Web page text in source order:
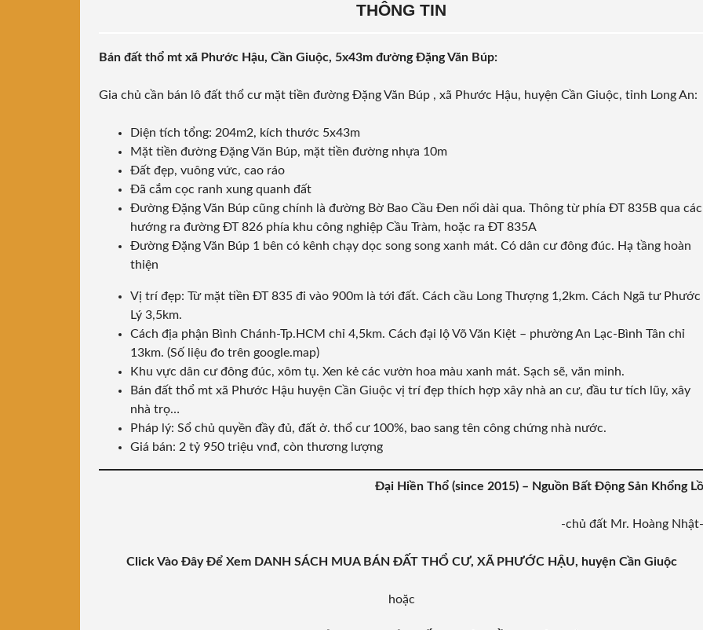
THÔNG TIN
Bán đất thổ mt xã Phước Hậu, Cần Giuộc, 5x43m đường Đặng Văn Búp:
Gia chủ cần bán lô đất thổ cư mặt tiền đường Đặng Văn Búp , xã Phước Hậu, huyện Cần Giuộc, tỉnh Long An:
Diện tích tổng: 204m2, kích thước 5x43m
Mặt tiền đường Đặng Văn Búp, mặt tiền đường nhựa 10m
Đất đẹp, vuông vức, cao ráo
Đã cắm cọc ranh xung quanh đất
Đường Đặng Văn Búp cũng chính là đường Bờ Bao Cầu Đen nối dài qua. Thông từ phía ĐT 835B qua các
hướng ra đường ĐT 826 phía khu công nghiệp Cầu Tràm, hoặc ra ĐT 835A
Đường Đặng Văn Búp 1 bên có kênh chạy dọc song song xanh mát. Có dân cư đông đúc. Hạ tầng hoàn
thiện
Vị trí đẹp: Từ mặt tiền ĐT 835 đi vào 900m là tới đất. Cách cầu Long Thượng 1,2km. Cách Ngã tư Phước
Lý 3,5km.
Cách địa phận Bình Chánh-Tp.HCM chỉ 4,5km. Cách đại lộ Võ Văn Kiệt – phường An Lạc-Bình Tân chỉ
13km. (Số liệu đo trên google.map)
Khu vực dân cư đông đúc, xôm tụ. Xen kẻ các vườn hoa màu xanh mát. Sạch sẽ, văn minh.
Bán đất thổ mt xã Phước Hậu huyện Cần Giuộc vị trí đẹp thích hợp xây nhà an cư, đầu tư tích lũy, xây
nhà trọ…
Pháp lý: Sổ chủ quyền đầy đủ, đất ở. thổ cư 100%, bao sang tên công chứng nhà nước.
Giá bán: 2 tỷ 950 triệu vnđ, còn thương lượng
Đại Hiền Thổ (since 2015) – Nguồn Bất Động Sản Khổng Lồ
-chủ đất Mr. Hoàng Nhật-
Click Vào Đây Để Xem DANH SÁCH MUA BÁN ĐẤT THỔ CƯ, XÃ PHƯỚC HẬU, huyện Cần Giuộc
hoặc